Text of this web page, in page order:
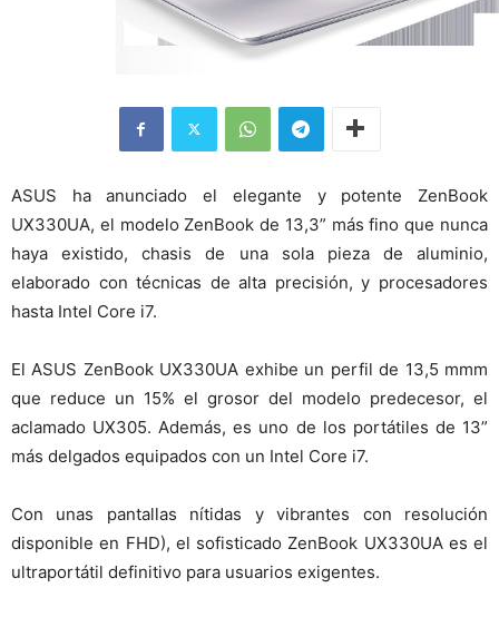
ASUS ha anunciado el elegante y potente ZenBook
UX330UA, el modelo ZenBook de 13,3” más fino que nunca
haya existido, chasis de una sola pieza de aluminio,
elaborado con técnicas de alta precisión, y procesadores
hasta Intel Core i7.
El ASUS ZenBook UX330UA exhibe un perfil de 13,5 mmm
que reduce un 15% el grosor del modelo predecesor, el
aclamado UX305. Además, es uno de los portátiles de 13”
más delgados equipados con un Intel Core i7.
Con unas pantallas nítidas y vibrantes con resolución
disponible en FHD), el sofisticado ZenBook UX330UA es el
ultraportátil definitivo para usuarios exigentes.